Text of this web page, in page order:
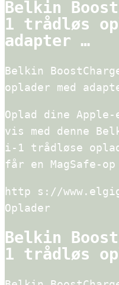
Belkin
1 trådløs
adapter …
Belkin
oplader med
Oplad dine
vis med denne
i-1 trådløse
får en MagSafe-op
http s://
Oplader
Belkin
1 trådløs